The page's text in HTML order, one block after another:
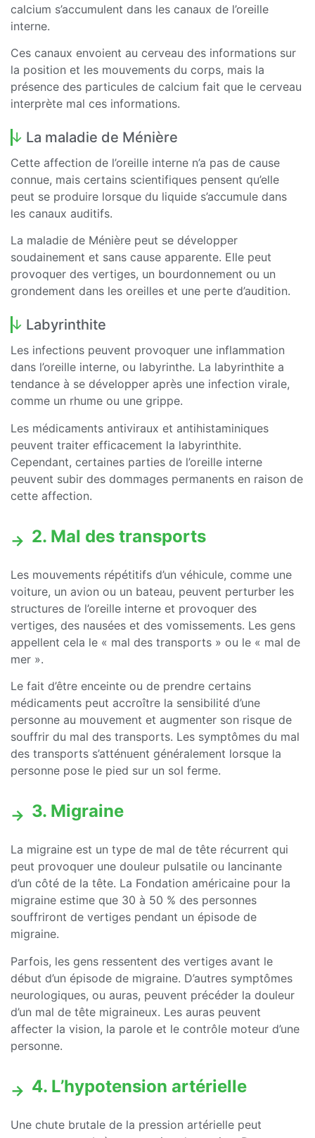
calcium s’accumulent dans les canaux de l’oreille
interne.
Ces canaux envoient au cerveau des informations sur
la position et les mouvements du corps, mais la
présence des particules de calcium fait que le cerveau
interprète mal ces informations.
La maladie de Ménière
Cette affection de l’oreille interne n’a pas de cause
connue, mais certains scientifiques pensent qu’elle
peut se produire lorsque du liquide s’accumule dans
les canaux auditifs.
La maladie de Ménière peut se développer
soudainement et sans cause apparente. Elle peut
provoquer des vertiges, un bourdonnement ou un
grondement dans les oreilles et une perte d’audition.
Labyrinthite
Les infections peuvent provoquer une inflammation
dans l’oreille interne, ou labyrinthe. La labyrinthite a
tendance à se développer après une infection virale,
comme un rhume ou une grippe.
Les médicaments antiviraux et antihistaminiques
peuvent traiter efficacement la labyrinthite.
Cependant, certaines parties de l’oreille interne
peuvent subir des dommages permanents en raison de
cette affection.
2. Mal des transports
Les mouvements répétitifs d’un véhicule, comme une
voiture, un avion ou un bateau, peuvent perturber les
structures de l’oreille interne et provoquer des
vertiges, des nausées et des vomissements. Les gens
appellent cela le « mal des transports » ou le « mal de
mer ».
Le fait d’être enceinte ou de prendre certains
médicaments peut accroître la sensibilité d’une
personne au mouvement et augmenter son risque de
souffrir du mal des transports. Les symptômes du mal
des transports s’atténuent généralement lorsque la
personne pose le pied sur un sol ferme.
3. Migraine
La migraine est un type de mal de tête récurrent qui
peut provoquer une douleur pulsatile ou lancinante
d’un côté de la tête. La Fondation américaine pour la
migraine estime que 30 à 50 % des personnes
souffriront de vertiges pendant un épisode de
migraine.
Parfois, les gens ressentent des vertiges avant le
début d’un épisode de migraine. D’autres symptômes
neurologiques, ou auras, peuvent précéder la douleur
d’un mal de tête migraineux. Les auras peuvent
affecter la vision, la parole et le contrôle moteur d’une
personne.
4. L’hypotension artérielle
Une chute brutale de la pression artérielle peut